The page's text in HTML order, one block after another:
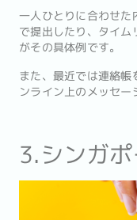
一人ひとりに合わせた
で提出したり、タイ
がその具体例です。
また、最近では連絡
ンライン上のメッセー
3.シンガ